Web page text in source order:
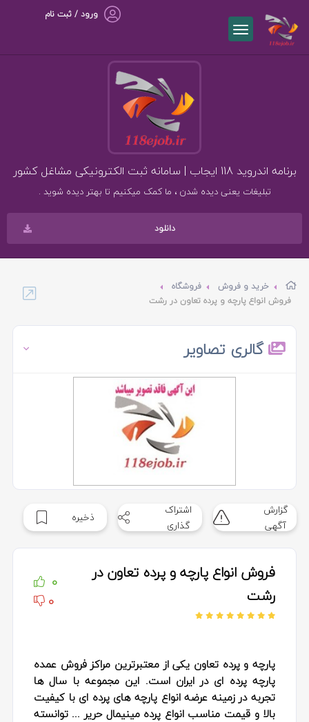
ورود / ثبت نام
برنامه اندروید 118 ایجاب | سامانه ثبت الکترونیکی مشاغل کشور
تبلیغات یعنی دیده شدن ، ما کمک میکنیم تا بهتر دیده شوید .
دانلود
خرید و فروش
فروشگاه
فروش انواع پارچه و پرده تعاون در رشت
گالری تصاویر
گزارش
آگهی
اشتراک
گذاری
ذخیره
فروش انواع پارچه و پرده تعاون در
رشت
0
0
پارچه و پرده تعاون یکی از معتبرترین مراکز فروش عمده
پارچه پرده ای در ایران است. این مجموعه با سال ها
تجربه در زمینه عرضه انواع پارچه های پرده ای با کیفیت
بالا و قیمت مناسب انواع پرده مینیمال حریر ... توانسته